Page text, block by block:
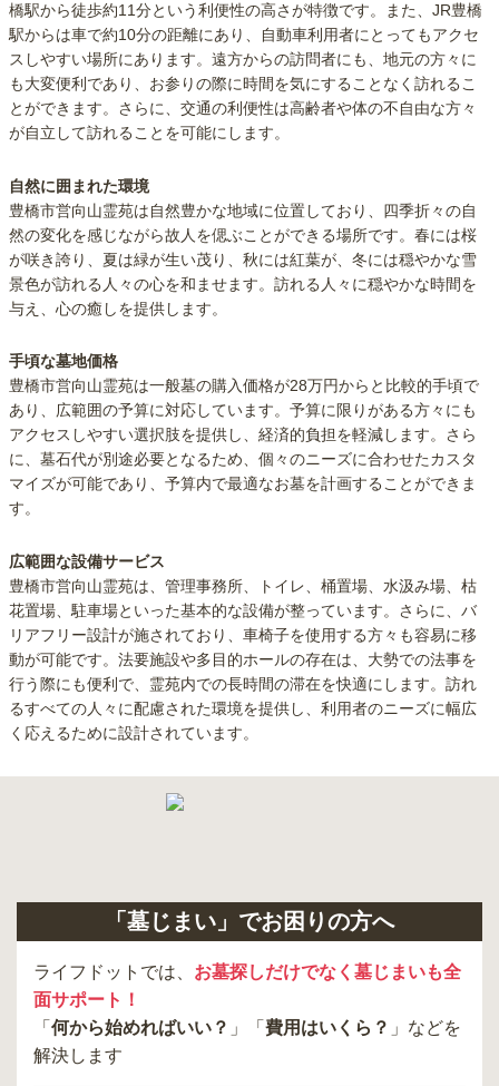
橋駅から徒歩約11分という利便性の高さが特徴です。また、JR豊橋
駅からは車で約10分の距離にあり、自動車利用者にとってもアクセ
スしやすい場所にあります。遠方からの訪問者にも、地元の方々に
も大変便利であり、お参りの際に時間を気にすることなく訪れるこ
とができます。さらに、交通の利便性は高齢者や体の不自由な方々
が自立して訪れることを可能にします。
自然に囲まれた環境
豊橋市営向山霊苑は自然豊かな地域に位置しており、四季折々の自
然の変化を感じながら故人を偲ぶことができる場所です。春には桜
が咲き誇り、夏は緑が生い茂り、秋には紅葉が、冬には穏やかな雪
景色が訪れる人々の心を和ませます。訪れる人々に穏やかな時間を
与え、心の癒しを提供します。
手頃な墓地価格
豊橋市営向山霊苑は一般墓の購入価格が28万円からと比較的手頃で
あり、広範囲の予算に対応しています。予算に限りがある方々にも
アクセスしやすい選択肢を提供し、経済的負担を軽減します。さら
に、墓石代が別途必要となるため、個々のニーズに合わせたカスタ
マイズが可能であり、予算内で最適なお墓を計画することができま
す。
広範囲な設備サービス
豊橋市営向山霊苑は、管理事務所、トイレ、桶置場、水汲み場、枯
花置場、駐車場といった基本的な設備が整っています。さらに、バ
リアフリー設計が施されており、車椅子を使用する方々も容易に移
動が可能です。法要施設や多目的ホールの存在は、大勢での法事を
行う際にも便利で、霊苑内での長時間の滞在を快適にします。訪れ
るすべての人々に配慮された環境を提供し、利用者のニーズに幅広
く応えるために設計されています。
「墓じまい」でお困りの方へ
ライフドットでは、 お墓探しだけでなく墓じまいも全
面サポート！
「 何から始めればいい？ 」「 費用はいくら？ 」などを
解決します